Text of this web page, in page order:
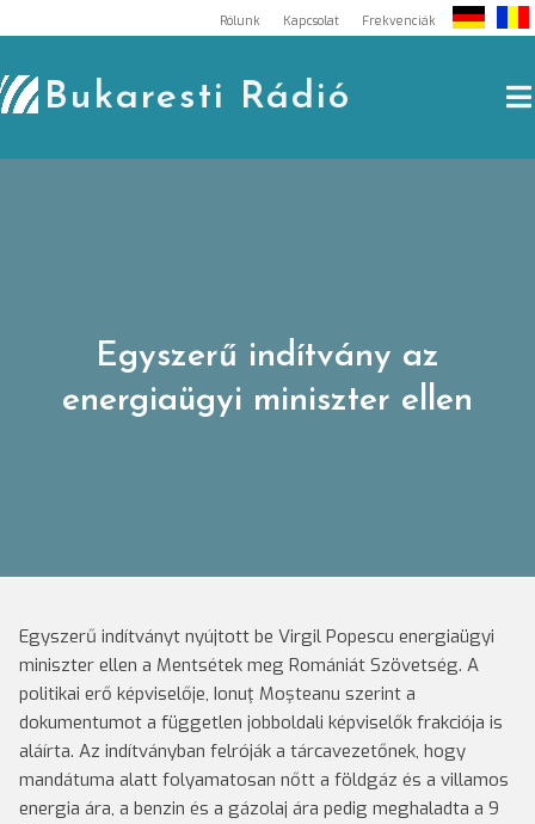
to
content
Rólunk Kapcsolat Frekvenciák
Bukaresti Rádió
Egyszerű indítvány az
energiaügyi miniszter ellen
Egyszerű indítványt nyújtott be Virgil Popescu energiaügyi
miniszter ellen a Mentsétek meg Romániát Szövetség. A
politikai erő képviselője, Ionuţ Moşteanu szerint a
dokumentumot a független jobboldali képviselők frakciója is
aláírta. Az indítványban felróják a tárcavezetőnek, hogy
mandátuma alatt folyamatosan nőtt a földgáz és a villamos
energia ára, a benzin és a gázolaj ára pedig meghaladta a 9